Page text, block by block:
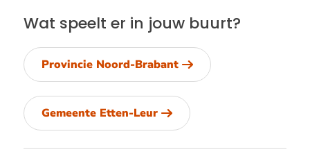
Wat speelt er in jouw buurt?
Provincie Noord-Brabant
Gemeente Etten-Leur